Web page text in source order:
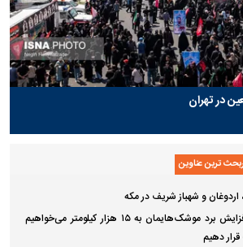
در تهران
ترین عناوین
اردوغان و شهباز شریف در مکه
امام‌ جمعه اهواز: با افزایش برد موشک‌هایمان به ۱۵ هزار کیلومتر می‌خواهیم
دهیم